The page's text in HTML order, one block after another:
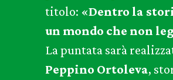
titolo: «Dentro la
un mondo che non
La puntata sarà
Peppino Ortoleva,